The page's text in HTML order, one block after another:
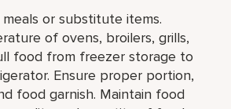
or substitute items.
of ovens, broilers, grills,
food from freezer storage to
Ensure proper portion,
food garnish. Maintain food